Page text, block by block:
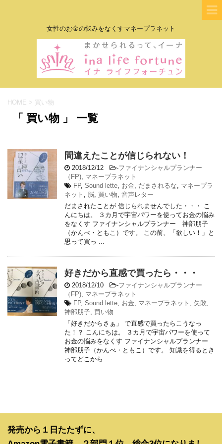
女性のお金の悩みをなくすマネープラネット
HOME > 買い物
「 買い物 」 一覧
間違えたことが信じられない！
2018/12/12 -ファイナンシャルプランナー
（FP), マネープラネット
FP, Sound lette, お金, だまされるな, マネープラ
ネット , 脳, 買い物, 音声レター
だまされたことが 信じられませんでした・・・ こ
んにちは。 ３カ月で宇宙パワーを使ってお金の悩み
をなくす ファイナンシャルプランナー 神部朋子
（かんべ・ともこ）です。 この前、「欲しい！」と
思って買っ ...
好きだから直感で買ったら・・・
2018/12/10 -ファイナンシャルプランナー
（FP), マネープラネット
FP, Sound lette, お金, マネープラネット , 失敗,
神部朋子, 買い物
「好きだからさぁ」 で直感で買ったらこうなっ
た！？ こんにちは。 ３カ月で宇宙パワーを使って
お金の悩みをなくす ファイナンシャルプランナー
神部朋子（かんべ・ともこ）です。 知識を得るとき
ってどこから ...
発売から１日たたずに、